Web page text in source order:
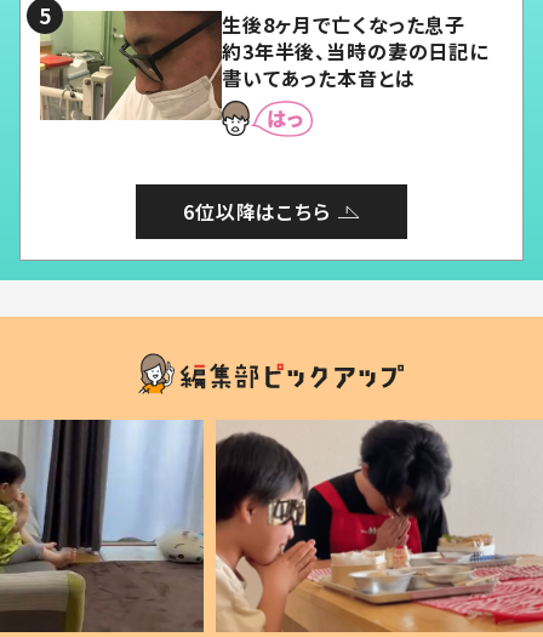
生後8ヶ月で亡くなった息子
約3年半後、当時の妻の日記に
書いてあった本音とは
6位以降はこちら